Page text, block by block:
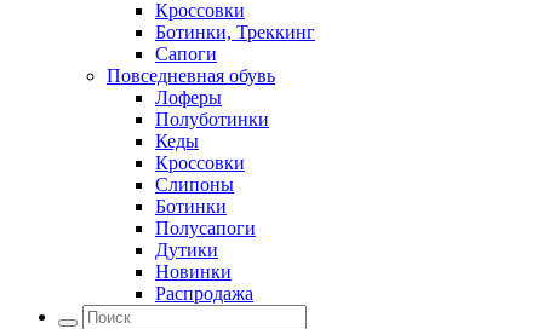
Кроссовки
Ботинки, Треккинг
Сапоги
Повседневная обувь
Лоферы
Полуботинки
Кеды
Кроссовки
Слипоны
Ботинки
Полусапоги
Дутики
Новинки
Распродажа